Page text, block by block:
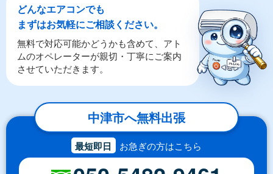
どんなエアコンでも
まずはお気軽にご相談ください。
無料で対応可能かどうかも含めて、アト
ムのオペレーターが親切・丁寧にご案内
させていただきます。
中津市へ無料出張
最短即日 お急ぎの方はこちら